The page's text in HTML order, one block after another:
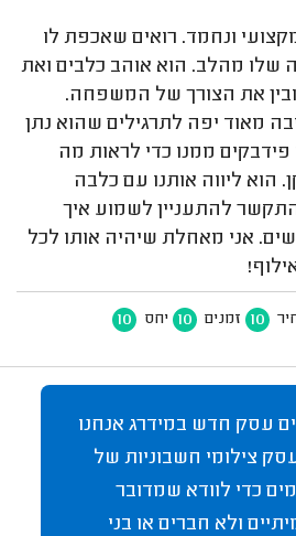
ונחמד. רואים שאכפת לו
שלו מהלב. הוא אוהב כלבים ואת
את הצורך של המשפחה.
מאוד יפה לתרגילים שהוא נתן
פידבקים ממנו כדי לראות מה
הוא ליווה אותנו עם כלבה
להתעניין לשמוע איך
אני מאחלת שיהיה אותו לכל
10 זמנים 10 יחס 10
עסק חדש במידרג אנחנו
צילומי חשבוניות של
כדי לוודא שמדובר
ולא חברים או בני